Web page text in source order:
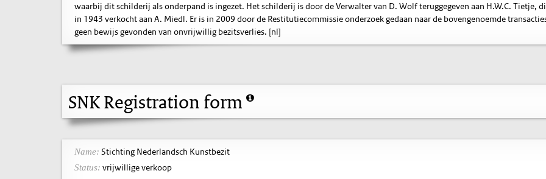
waarbij dit schilderij als onderpand is ingezet. Het schilderij is door de Verwalter van D. Wolf teruggegeven aan H.W.C. Tietje,
in 1943 verkocht aan A. Miedl. Er is in 2009 door de Restitutiecommissie onderzoek gedaan naar de bovengenoemde
geen bewijs gevonden van onvrijwillig bezitsverlies. [nl]
SNK Registration form
Name: Stichting Nederlandsch Kunstbezit
Status: vrijwillige verkoop